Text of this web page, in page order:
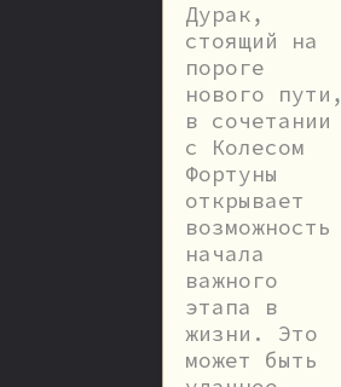
Дурак,
стоящий на
пороге
нового пути,
в сочетании
с Колесом
Фортуны
открывает
возможность
начала
важного
этапа в
жизни. Это
может быть